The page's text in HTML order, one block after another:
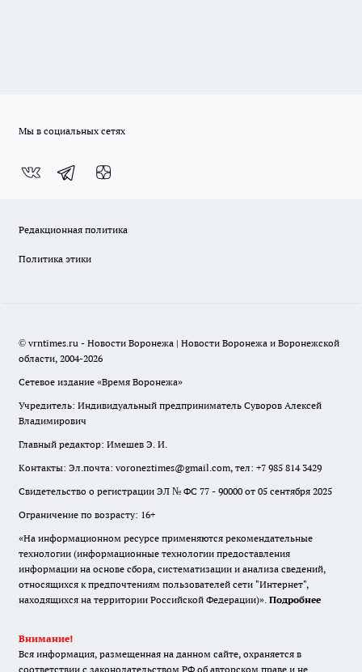
Мы в социальных сетях
Редакционная политика
Политика этики
© vrntimes.ru - Новости Воронежа | Новости Воронежа и Воронежской
области, 2004-2026
Сетевое издание «Время Воронежа»
Учредитель: Индивидуальный предприниматель Суворов Алексей
Владимирович
Главный редактор: Имешев Э. И.
Контакты: Эл.почта: voroneztimes@gmail.com, тел: +7 985 814 3429
Свидетельство о регистрации ЭЛ № ФС 77 - 90000 от 05 сентября 2025
Ограничение по возрасту: 16+
«На информационном ресурсе применяются рекомендательные
технологии (информационные технологии предоставления
информации на основе сбора, систематизации и анализа сведений,
относящихся к предпочтениям пользователей сети "Интернет",
находящихся на территории Российской Федерации)». Подробнее
Внимание!
Вся информация, размещенная на данном сайте, охраняется в
соответствии с законодательством РФ об авторском праве и не